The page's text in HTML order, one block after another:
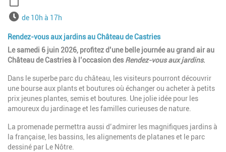
Horairesde 10h à 17h
Rendez-vous aux jardins au Château de Castries
Le samedi 6 juin 2026, profitez d’une belle journée au grand air au
Château de Castries à l’occasion des Rendez-vous aux jardins.
Dans le superbe parc du château, les visiteurs pourront découvrir
une bourse aux plants et boutures où échanger ou acheter à petits
prix jeunes plantes, semis et boutures. Une jolie idée pour les
amoureux du jardinage et les familles curieuses de nature.
La promenade permettra aussi d’admirer les magnifiques jardins à
la française, les bassins, les alignements de platanes et le parc
dessiné par Le Nôtre.